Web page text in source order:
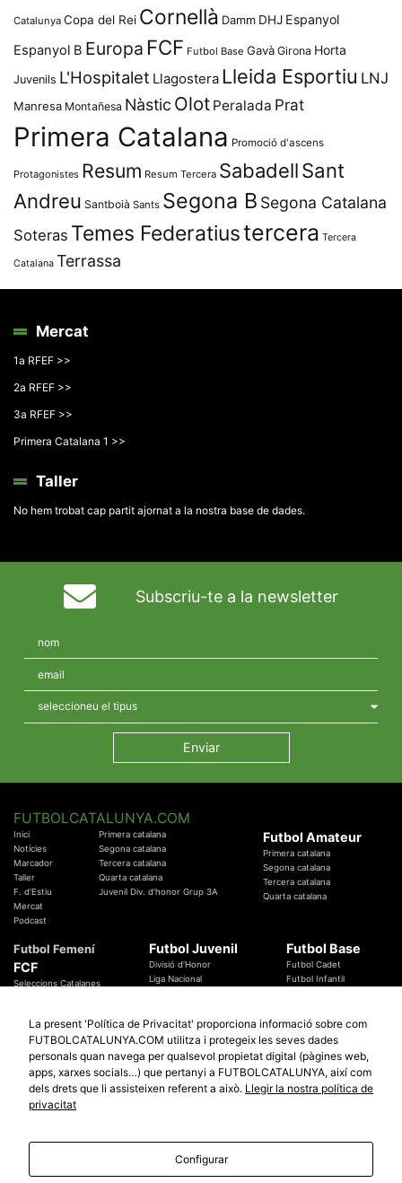
Catalunya Copa del Rei Cornellà Damm DHJ Espanyol
Espanyol B Europa FCF Futbol Base Gavà Girona Horta
Juvenils L'Hospitalet Llagostera Lleida Esportiu LNJ
Manresa Montañesa Nàstic Olot Peralada Prat
Primera Catalana Promoció d'ascens
Protagonistes Resum Resum Tercera SabadellSant
Andreu Santboià Sants Segona B Segona Catalana
Soteras Temes Federatiustercera Tercera
Catalana Terrassa
Mercat
1a RFEF >>
2a RFEF >>
3a RFEF >>
Primera Catalana 1 >>
Taller
No hem trobat cap partit ajornat a la nostra base de dades.
Subscriu-te a la newsletter
FUTBOLCATALUNYA.COM
Inici
Notícies
Marcador
Taller
F. d'Estiu
Mercat
Podcast
Primera catalana
Segona catalana
Tercera catalana
Quarta catalana
Juvenil Div. d'honor Grup 3A
Futbol Amateur
Primera catalana
Segona catalana
Tercera catalana
Quarta catalana
Futbol Femení
FCF
Seleccions Catalanes
Temes Federatius
Futbol Juvenil
Divisió d'Honor
Liga Nacional
Futbol Base
Futbol Cadet
Futbol Infantil
Futbol Catalunya
Promocions
Sortejos
Participació
Especials
Copa Catalunya Absoluta 2019
Copa del Rei 2019 - 2020
© 2010 - 2026FutbolCatalunya.com
La present 'Política de Privacitat' proporciona informació sobre com
FUTBOLCATALUNYA.COM utilitza i protegeix les seves dades
personals quan navega per qualsevol propietat digital (pàgines web,
apps, xarxes socials…) que pertanyi a FUTBOLCATALUNYA, així com
dels drets que li assisteixen referent a això. Llegir la nostra política de
privacitat
Configurar